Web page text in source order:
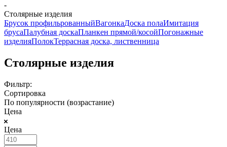
-
Столярные изделия
Брусок профильрованныйВагонкаДоска полаИмитация
брусаПалубная доскаПланкен прямой/косойПогонажные
изделияПолокТеррасная доска, лиственница
Столярные изделия
Фильтр:
Сортировка
По популярности (возрастание)
Цена
Цена